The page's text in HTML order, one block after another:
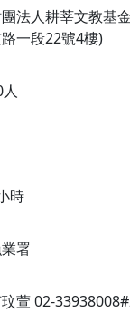
法人耕莘文教基
一段22號4樓)
時
署
萱 02-